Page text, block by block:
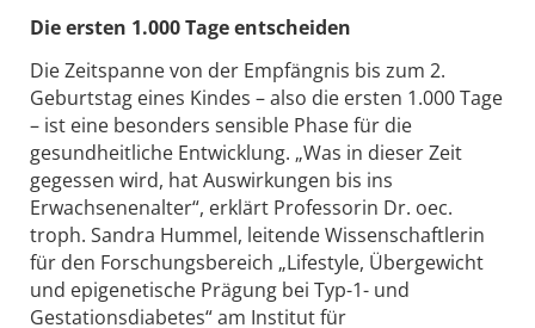
Die ersten 1.000 Tage entscheiden
Die Zeitspanne von der Empfängnis bis zum 2.
Geburtstag eines Kindes – also die ersten 1.000 Tage
– ist eine besonders sensible Phase für die
gesundheitliche Entwicklung. „Was in dieser Zeit
gegessen wird, hat Auswirkungen bis ins
Erwachsenenalter“, erklärt Professorin Dr. oec.
troph. Sandra Hummel, leitende Wissenschaftlerin
für den Forschungsbereich „Lifestyle, Übergewicht
und epigenetische Prägung bei Typ-1- und
Gestationsdiabetes“ am Institut für